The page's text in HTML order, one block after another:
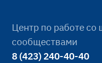
Центр по работе
сообществами
8 (423) 240-40-40